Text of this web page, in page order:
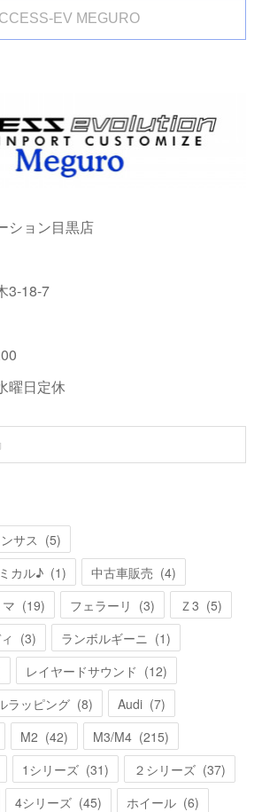
EV MEGURO
ション目黒店
3-18-7
曜日定休
サス (5)
カル♪ (1) 中古車販売 (4)
(19) フェラーリ (3) Ｚ3 (5)
(3) ランボルギーニ (1)
レイヤードサウンド (12)
ラッピング (8) Audi (7)
M2 (42) M3/M4 (215)
1シリーズ (31) ２シリーズ (37)
4シリーズ (45) ホイール (6)